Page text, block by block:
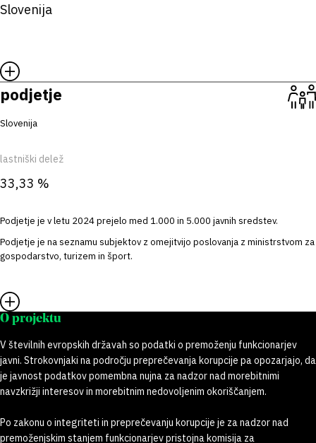
Slovenija
podjetje
Slovenija
lastniški delež
33,33 %
Podjetje je v letu 2024 prejelo med 1.000 in 5.000 javnih sredstev.
Podjetje je na seznamu subjektov z omejitvijo poslovanja z ministrstvom za
gospodarstvo, turizem in šport.
O projektu
V številnih evropskih državah so podatki o premoženju funkcionarjev
javni. Strokovnjaki na področju preprečevanja korupcije pa opozarjajo, da
je javnost podatkov pomembna nujna za nadzor nad morebitnimi
navzkrižji interesov in morebitnim nedovoljenim okoriščanjem.
Po zakonu o integriteti in preprečevanju korupcije je za nadzor nad
premoženjskim stanjem funkcionarjev pristojna komisija za